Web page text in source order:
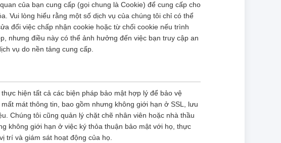
của bạn cung cấp (gọi chung là Cookie) để cung cấp cho
Vui lòng hiểu rằng một số dịch vụ của chúng tôi chỉ có thể
đổi việc chấp nhận cookie hoặc từ chối cookie nếu trình
nhưng điều này có thể ảnh hưởng đến việc bạn truy cập an
vụ do nền tảng cung cấp.
hiện tất cả các biện pháp bảo mật hợp lý để bảo vệ
mát thông tin, bao gồm nhưng không giới hạn ở SSL, lưu
Chúng tôi cũng quản lý chặt chẽ nhân viên hoặc nhà thầu
không giới hạn ở việc ký thỏa thuận bảo mật với họ, thực
trí và giám sát hoạt động của họ.